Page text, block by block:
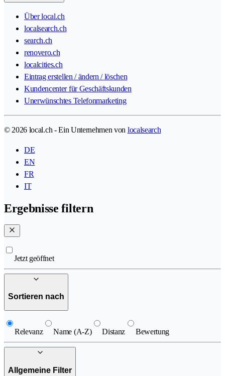
Über local.ch
localsearch.ch
search.ch
renovero.ch
localcities.ch
Eintrag erstellen / ändern / löschen
Kundencenter für Geschäftskunden
Unerwünschtes Telefonmarketing
© 2026 local.ch - Ein Unternehmen von localsearch
DE
EN
FR
IT
Ergebnisse filtern
Jetzt geöffnet
Sortieren nach
Relevanz Name (A-Z) Distanz Bewertung
Allgemeine Filter